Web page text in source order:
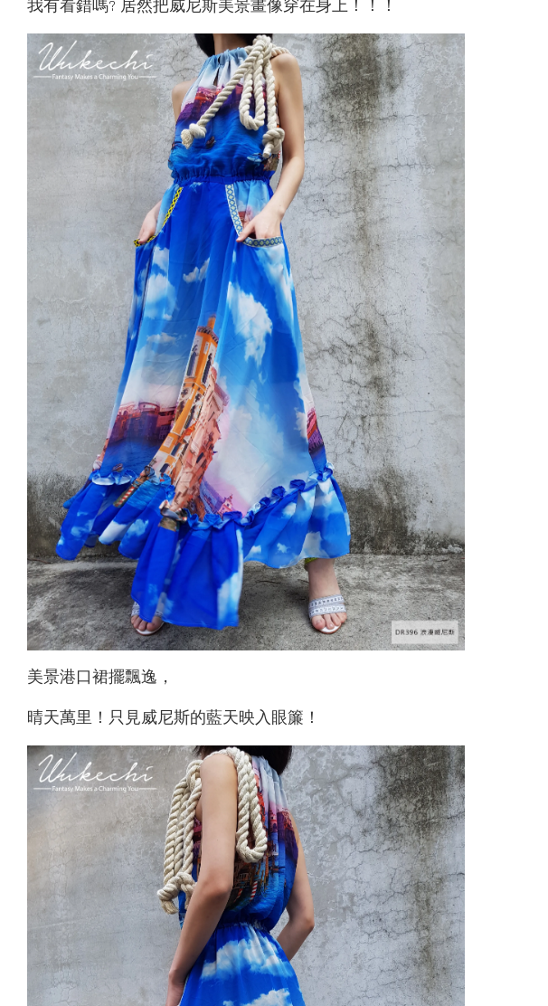
我有看錯嗎? 居然把威尼斯美景畫像穿在身上！！！
美景港口裙擺飄逸，
晴天萬里！只見威尼斯的藍天映入眼簾！